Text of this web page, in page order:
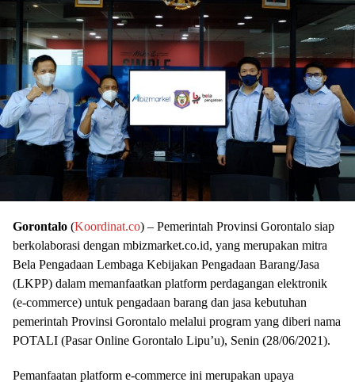
Gorontalo (Koordinat.co) – Pemerintah Provinsi Gorontalo siap
berkolaborasi dengan mbizmarket.co.id, yang merupakan mitra
Bela Pengadaan Lembaga Kebijakan Pengadaan Barang/Jasa
(LKPP) dalam memanfaatkan platform perdagangan elektronik
(e-commerce) untuk pengadaan barang dan jasa kebutuhan
pemerintah Provinsi Gorontalo melalui program yang diberi nama
POTALI (Pasar Online Gorontalo Lipu’u), Senin (28/06/2021).
Pemanfaatan platform e-commerce ini merupakan upaya